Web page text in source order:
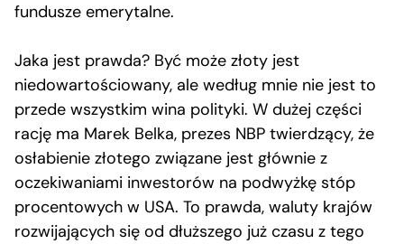
fundusze emerytalne.
Jaka jest prawda? Być może złoty jest
niedowartościowany, ale według mnie nie jest to
przede wszystkim wina polityki. W dużej części
rację ma Marek Belka, prezes NBP twierdzący, że
osłabienie złotego związane jest głównie z
oczekiwaniami inwestorów na podwyżkę stóp
procentowych w USA. To prawda, waluty krajów
rozwijających się od dłuższego już czasu z tego